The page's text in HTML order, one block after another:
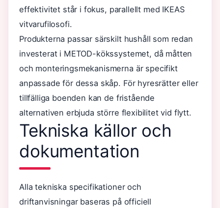
effektivitet står i fokus, parallellt med IKEAS
vitvarufilosofi.
Produkterna passar särskilt hushåll som redan
investerat i METOD-kökssystemet, då måtten
och monteringsmekanismerna är specifikt
anpassade för dessa skåp. För hyresrätter eller
tillfälliga boenden kan de fristående
alternativen erbjuda större flexibilitet vid flytt.
Tekniska källor och
dokumentation
Alla tekniska specifikationer och
driftanvisningar baseras på officiell